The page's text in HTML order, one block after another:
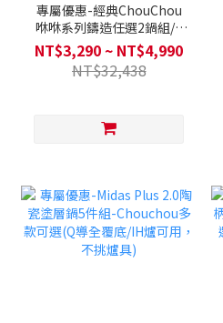
專屬優惠-經典ChouChou
咻咻系列鑄造任選2鍋組/3
鍋/4鍋全套(Q導全覆底/不挑
爐具，瓦斯爐電磁爐可用)送
矽膠湯勺+矽膠鍋鏟(款式隨
NT$3,290 ~ NT$4,990
NT$32,438